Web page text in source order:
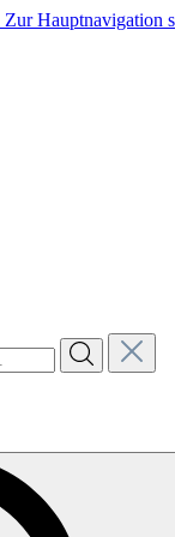
Zur Hauptnavigation